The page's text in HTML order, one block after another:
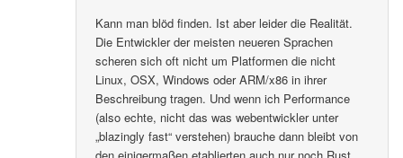
Kann man blöd finden. Ist aber leider die Realität.
Die Entwickler der meisten neueren Sprachen
scheren sich oft nicht um Platformen die nicht
Linux, OSX, Windows oder ARM/x86 in ihrer
Beschreibung tragen. Und wenn ich Performance
(also echte, nicht das was webentwickler unter
„blazingly fast“ verstehen) brauche dann bleibt von
den einigermaßen etablierten auch nur noch Rust